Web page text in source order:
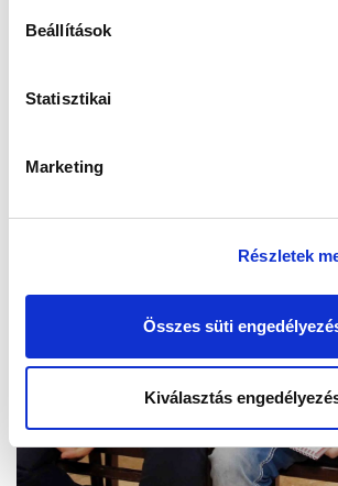
Beállítások
Statisztikai
Marketing
Részletek
Összes süti
Kiválasztás